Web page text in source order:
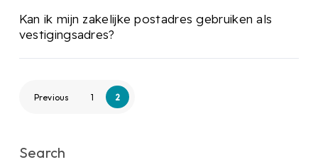
Kan ik mijn zakelijke postadres gebruiken als
vestigingsadres?
Previous 1 2
Search